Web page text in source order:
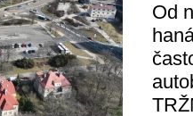
Od